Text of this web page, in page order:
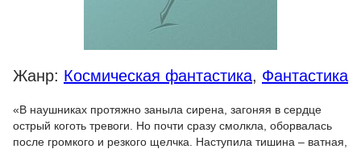
Жанр: Космическая фантастика, Фантастика
«В наушниках протяжно заныла сирена, загоняя в сердце
острый коготь тревоги. Но почти сразу смолкла, оборвалась
после громкого и резкого щелчка. Наступила тишина – ватная,